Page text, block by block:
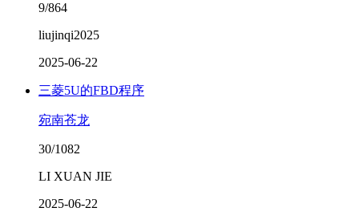
9/864
liujinqi2025
2025-06-22
三菱5U的FBD程序
宛南苍龙
30/1082
LI XUAN JIE
2025-06-22